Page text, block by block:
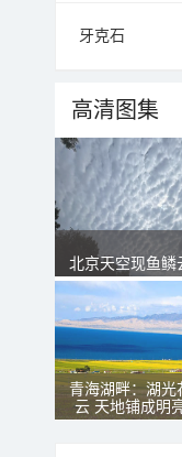
牙克石
高清图集
北京天空现鱼鳞
青海湖畔：湖光
云 天地铺成明